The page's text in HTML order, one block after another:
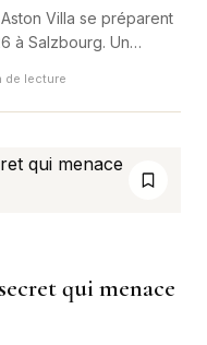
Villa se préparent
à Salzbourg. Un
de lecture
qui menace